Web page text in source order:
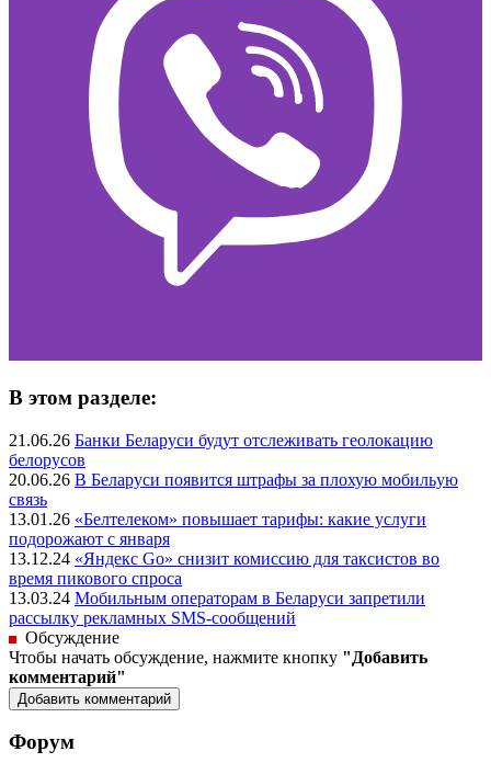
В этом разделе:
21.06.26 Банки Беларуси будут отслеживать геолокацию
белорусов
20.06.26 В Беларуси появится штрафы за плохую мобильую
связь
13.01.26 «Белтелеком» повышает тарифы: какие услуги
подорожают с января
13.12.24 «Яндекс Go» снизит комиссию для таксистов во
время пикового спроса
13.03.24 Мобильным операторам в Беларуси запретили
рассылку рекламных SMS-сообщений
Обсуждение
Чтобы начать обсуждение, нажмите кнопку "Добавить
комментарий"
Форум